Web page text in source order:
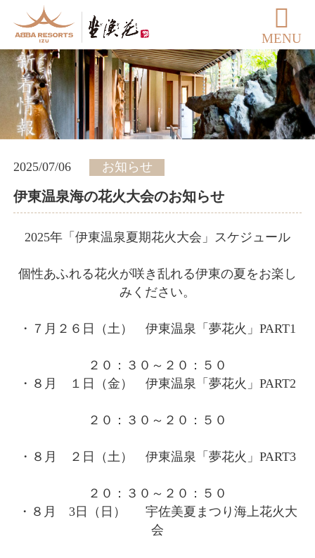
MENU
2025/07/06 お知らせ
伊東温泉海の花火大会のお知らせ
2025年「伊東温泉夏期花火大会」スケジュール
個性あふれる花火が咲き乱れる伊東の夏をお楽し
みください。
・７月２６日（土） 伊東温泉「夢花火」PART1
２０：３０～２０：５０
・８月 １日（金） 伊東温泉「夢花火」PART2
２０：３０～２０：５０
・８月 ２日（土） 伊東温泉「夢花火」PART3
２０：３０～２０：５０
・８月 3日（日） 宇佐美夏まつり海上花火大
会